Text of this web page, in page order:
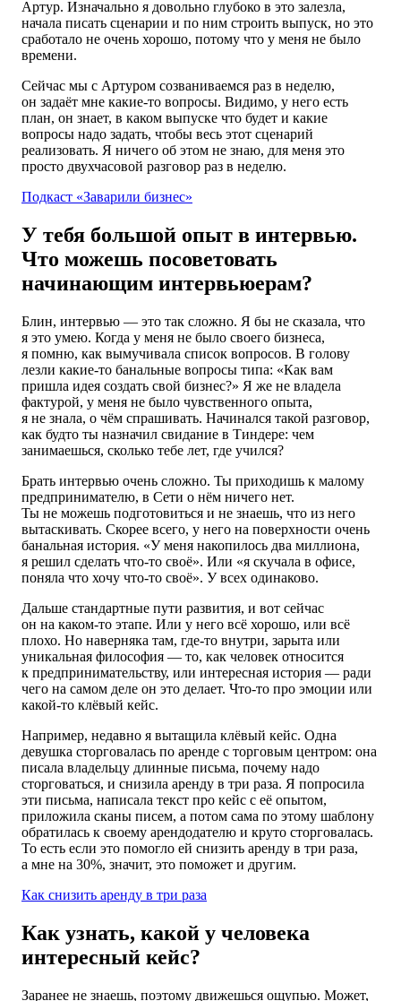
Артур. Изначально я довольно глубоко в это залезла,
начала писать сценарии и по ним строить выпуск, но это
сработало не очень хорошо, потому что у меня не было
времени.
Сейчас мы с Артуром созваниваемся раз в неделю,
он задаёт мне какие-то вопросы. Видимо, у него есть
план, он знает, в каком выпуске что будет и какие
вопросы надо задать, чтобы весь этот сценарий
реализовать. Я ничего об этом не знаю, для меня это
просто двухчасовой разговор раз в неделю.
Подкаст «Заварили бизнес»
У тебя большой опыт в интервью.
Что можешь посоветовать
начинающим интервьюерам?
Блин, интервью — это так сложно. Я бы не сказала, что
я это умею. Когда у меня не было своего бизнеса,
я помню, как вымучивала список вопросов. В голову
лезли какие-то банальные вопросы типа: «Как вам
пришла идея создать свой бизнес?» Я же не владела
фактурой, у меня не было чувственного опыта,
я не знала, о чём спрашивать. Начинался такой разговор,
как будто ты назначил свидание в Тиндере: чем
занимаешься, сколько тебе лет, где учился?
Брать интервью очень сложно. Ты приходишь к малому
предпринимателю, в Сети о нём ничего нет.
Ты не можешь подготовиться и не знаешь, что из него
вытаскивать. Скорее всего, у него на поверхности очень
банальная история. «У меня накопилось два миллиона,
я решил сделать что-то своё». Или «я скучала в офисе,
поняла что хочу что-то своё». У всех одинаково.
Дальше стандартные пути развития, и вот сейчас
он на каком-то этапе. Или у него всё хорошо, или всё
плохо. Но наверняка там, где-то внутри, зарыта или
уникальная философия — то, как человек относится
к предпринимательству, или интересная история — ради
чего на самом деле он это делает. Что-то про эмоции или
какой-то клёвый кейс.
Например, недавно я вытащила клёвый кейс. Одна
девушка сторговалась по аренде с торговым центром: она
писала владельцу длинные письма, почему надо
сторговаться, и снизила аренду в три раза. Я попросила
эти письма, написала текст про кейс с её опытом,
приложила сканы писем, а потом сама по этому шаблону
обратилась к своему арендодателю и круто сторговалась.
То есть если это помогло ей снизить аренду в три раза,
а мне на 30%, значит, это поможет и другим.
Как снизить аренду в три раза
Как узнать, какой у человека
интересный кейс?
Заранее не знаешь, поэтому движешься ощупью. Может,